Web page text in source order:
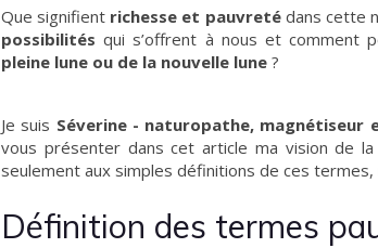
Que signifient richesse et pauvretédans cette
possibilités qui s’offrent à nous et comment
pleine lune ou de la nouvelle lune ?
Je suis Séverine - naturopathe, magnétiseur
vous présenter dans cet article ma vision de
seulement aux simples définitions de ces
Définition des termes